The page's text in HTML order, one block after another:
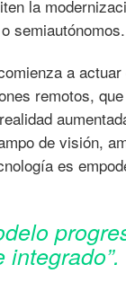
la
semiautónomos.
a
remotos,
de visión,
es